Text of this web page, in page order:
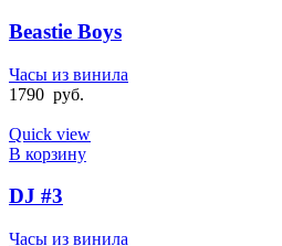
Beastie Boys
Часы из винила
1790 руб.
Quick view
В корзину
DJ #3
Часы из винила